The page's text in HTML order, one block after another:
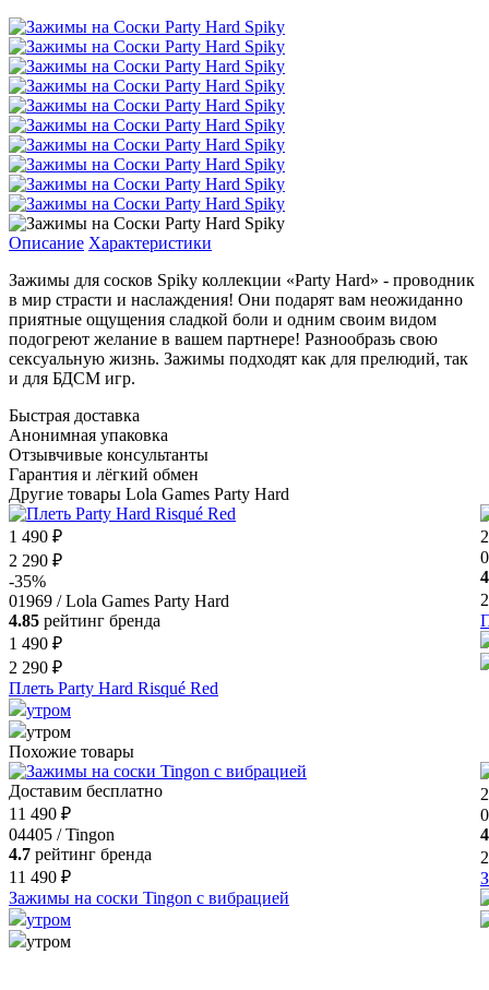
Описание Характеристики
Зажимы для сосков Spiky коллекции «Party Hard» - проводник
в мир страсти и наслаждения! Они подарят вам неожиданно
приятные ощущения сладкой боли и одним своим видом
подогреют желание в вашем партнере! Разнообразь свою
сексуальную жизнь. Зажимы подходят как для прелюдий, так
и для БДСМ игр.
Быстрая доставка
Анонимная упаковка
Отзывчивые консультанты
Гарантия и лёгкий обмен
Другие товары Lola Games Party Hard
1 490 ₽
2 290 ₽
-35%
01969 / Lola Games Party Hard
4.85 рейтинг бренда
1 490 ₽
2 290 ₽
Плеть Party Hard Risqué Red
утром
утром
Похожие товары
Доставим бесплатно
11 490 ₽
04405 / Tingon
4.7 рейтинг бренда
11 490 ₽
Зажимы на соски Tingon с вибрацией
утром
утром